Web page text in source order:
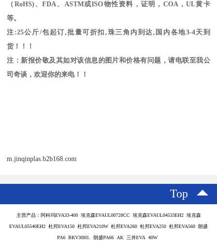
（ RoHS) 、FDA、 ASTM或ISO物性资料，证明， COA，UL黄卡
等。
注 :25公斤/包起订,批量可折扣, 珠三角内到达, 国内各地3-4天到
货！！！
注：新报价敬及其如对该信息的图片和价格有问题，请电联至我公
司奇谈，欢迎你的来电！！
m.jinqinplas.b2b168.com
Top
主营产品：阿科玛EVA33-400 埃克森EVAUL00728CC 埃克森EVAUL04533EH2 埃克森
EVAUL05540EH2 杜邦EVA150 杜邦EVA210W 杜邦EVA260 杜邦EVA250 杜邦EVA560 朗盛
PA6 BKV30H1. 朗盛PA66 AK 三井EVA 40W